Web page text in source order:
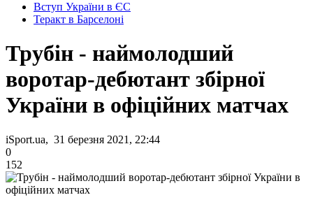
Вступ України в ЄС
Теракт в Барселоні
Трубін - наймолодший
воротар-дебютант збірної
України в офіційних матчах
iSport.ua, 31 березня 2021, 22:44
0
152